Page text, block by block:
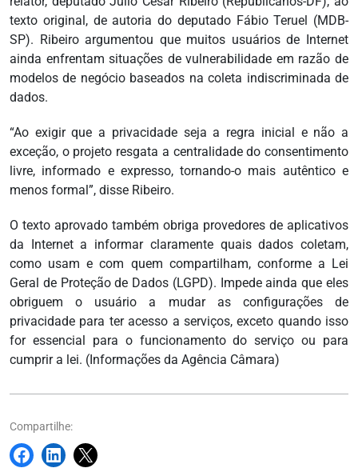
texto original, de autoria do deputado Fábio Teruel (MDB-
SP). Ribeiro argumentou que muitos usuários de Internet
ainda enfrentam situações de vulnerabilidade em razão de
modelos de negócio baseados na coleta indiscriminada de
dados.
“Ao exigir que a privacidade seja a regra inicial e não a
exceção, o projeto resgata a centralidade do consentimento
livre, informado e expresso, tornando-o mais autêntico e
menos formal”, disse Ribeiro.
O texto aprovado também obriga provedores de aplicativos
da Internet a informar claramente quais dados coletam,
como usam e com quem compartilham, conforme a Lei
Geral de Proteção de Dados (LGPD). Impede ainda que eles
obriguem o usuário a mudar as configurações de
privacidade para ter acesso a serviços, exceto quando isso
for essencial para o funcionamento do serviço ou para
cumprir a lei. (Informações da Agência Câmara)
Compartilhe: